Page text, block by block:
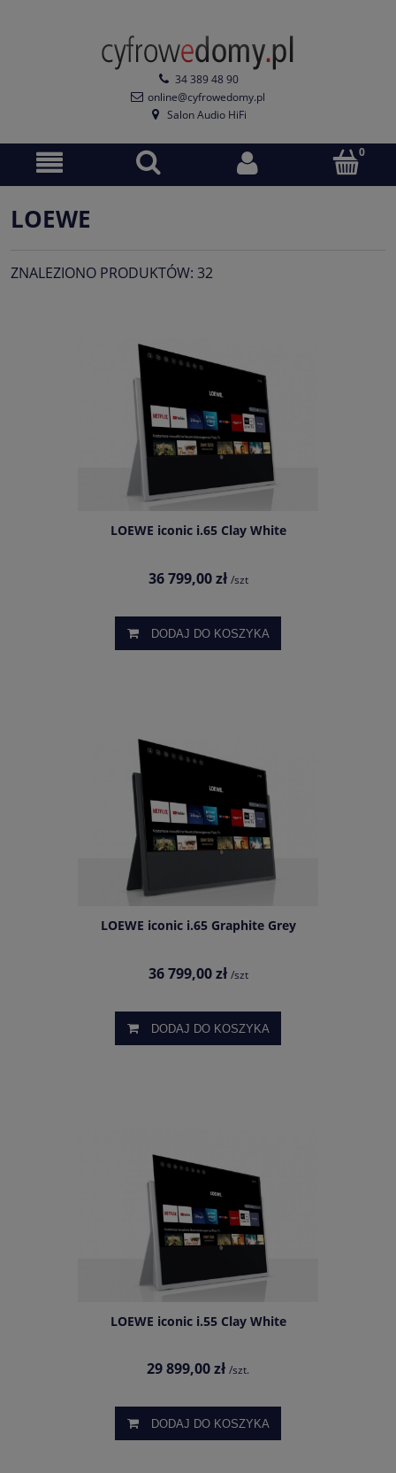
34 389 48 90
online@cyfrowedomy.pl
Salon Audio HiFi
LOEWE
ZNALEZIONO PRODUKTÓW: 32
LOEWE iconic i.65 Clay White
36 799,00 zł /szt
DODAJ DO KOSZYKA
LOEWE iconic i.65 Graphite Grey
36 799,00 zł /szt
DODAJ DO KOSZYKA
LOEWE iconic i.55 Clay White
29 899,00 zł /szt.
DODAJ DO KOSZYKA